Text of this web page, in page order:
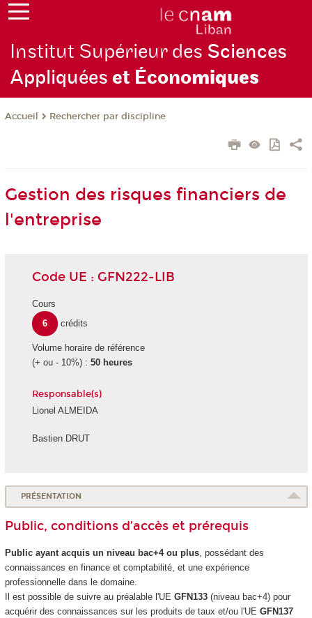
Institut Supérieur des Sciences
Appliquéeset Économiques
Accueil Rechercher par discipline
Gestion des risques financiers de
l'entreprise
Code UE : GFN222-LIB
Cours
6
crédits
Volume horaire de référence
(+ ou - 10%) : 50 heures
Responsable(s)
Lionel ALMEIDA
Bastien DRUT
PRÉSENTATION
Public, conditions d’accès et prérequis
Public ayant acquis un niveau bac+4 ou plus, possédant des
connaissances en finance et comptabilité, et une expérience
professionnelle dans le domaine.
Il est possible de suivre au préalable l'UE GFN133(niveau bac+4) pour
acquérir des connaissances sur les produits de taux et/ou l'UE GFN137